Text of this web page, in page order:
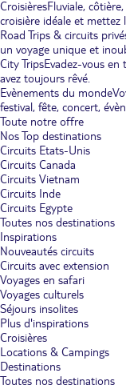
CroisièresFluviale,
croisière idéale et mettez
Road Trips & circuits
un voyage unique et
City TripsEvadez-vous
avez toujours rêvé.
Evènements du monde
festival, fête, concert,
Toute notre offre
Nos Top destinations
Circuits Etats-Unis
Circuits Canada
Circuits Vietnam
Circuits Inde
Circuits Egypte
Toutes nos destinations
Inspirations
Nouveautés circuits
Circuits avec extension
Voyages en safari
Voyages culturels
Séjours insolites
Plus d'inspirations
Croisières
Locations & Campings
Destinations
Toutes nos destinations